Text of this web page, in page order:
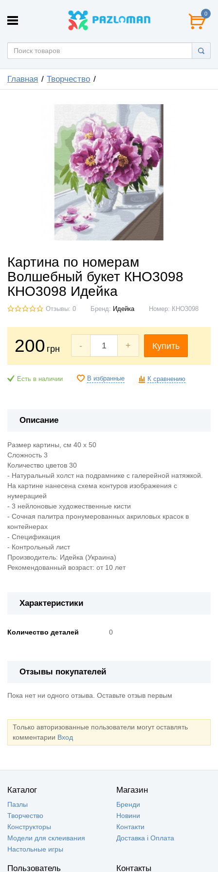
0
Главная Творчество
Картина по номерам
Волшебный букет КНО3098
КНО3098 Идейка
Отзывы: 0 Бренд: Идейка Номер: КНО3098
200 грн - + Купить
Есть в наличии В избранные К сравнению
Описание
Размер картины, см 40 х 50
Сложность 3
Количество цветов 30
- Натуральный холст на подрамнике с галерейной натяжкой.
На картине нанесена схема контуров изображения с
нумерацией
- 3 нейлоновые художественные кисти
- Сочная палитра пронумерованных акриловых красок в
контейнерах
- Спецификация
- Контрольный лист
Производитель: Идейка (Украина)
Рекомендованный возраст: от 10 лет
Характеристики
Количество деталей 0
Отзывы покупателей
Пока нет ни одного отзыва. Оставьте отзыв первым
Только авторизованные пользователи могут оставлять
комментарии Вход
Каталог
Пазлы
Творчество
Конструкторы
Модели для склеивания
Настольные игры
Магазин
Бренди
Новини
Контакти
Доставка і Оплата
Пользователь Контакты